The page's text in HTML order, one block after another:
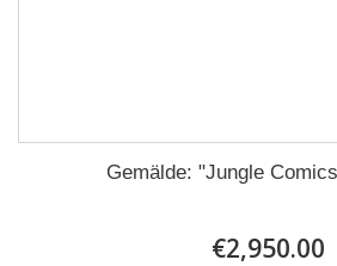
Gemälde: "Jungle
€2,950.00